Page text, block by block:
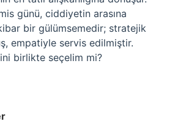
günü, ciddiyetin arasına
kibar bir gülümsemedir; stratejik
empatiyle servis edilmiştir.
birlikte seçelim mi?